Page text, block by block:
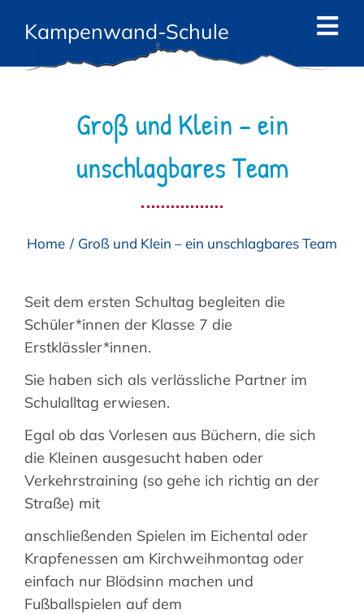
InhaltKampenwand-Schule
Start
Die Schule
Angebote
Eltern
Kontakt
Suche
nach:
Groß und Klein – ein
unschlagbares Team
Home Groß und Klein – ein unschlagbares Team
Seit dem ersten Schultag begleiten die
Schüler*innen der Klasse 7 die
Erstklässler*innen.
Sie haben sich als verlässliche Partner im
Schulalltag erwiesen.
Egal ob das Vorlesen aus Büchern, die sich
die Kleinen ausgesucht haben oder
Verkehrstraining (so gehe ich richtig an der
Straße) mit
anschließenden Spielen im Eichental oder
Krapfenessen am Kirchweihmontag oder
einfach nur Blödsinn machen und
Fußballspielen auf dem